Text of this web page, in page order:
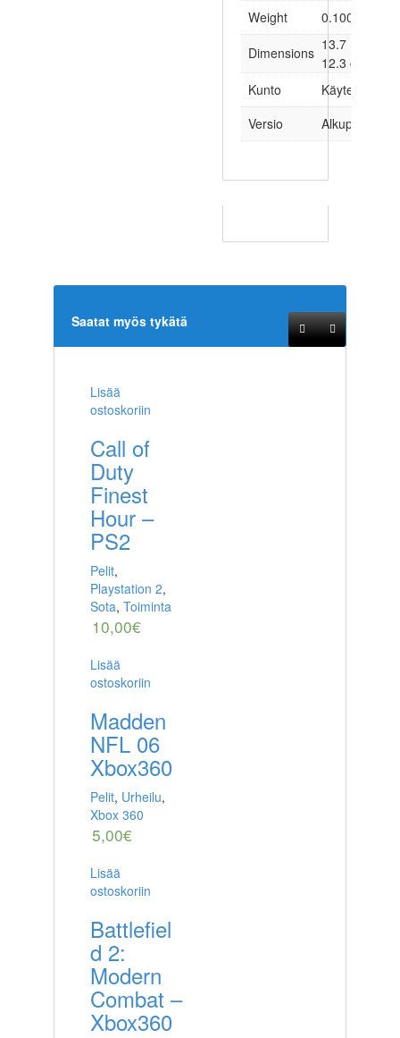
Weight
0.100 kg
Dimensions 13.7 × 2.0 ×
12.3 cm
Kunto
Käytetty
Versio
Alkuperäinen
Saatat myös tykätä
Lisää
ostoskoriin
Call of
Duty
Finest
Hour –
PS2
Pelit,
Playstation 2,
Sota, Toiminta
10,00€
Lisää
ostoskoriin
Madden
NFL 06
Xbox360
Pelit, Urheilu,
Xbox 360
5,00€
Lisää
ostoskoriin
Battlefiel
d 2:
Modern
Combat –
Xbox360